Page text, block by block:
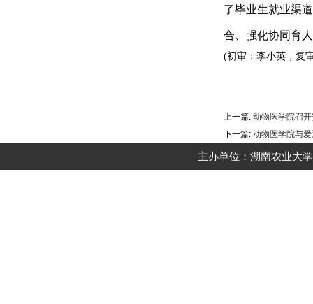
了毕业生就业渠
合、强化协同育
(初审：李小英，复
上一篇: 动物医学院召
下一篇: 动物医学院与
主办单位：湖南农业大